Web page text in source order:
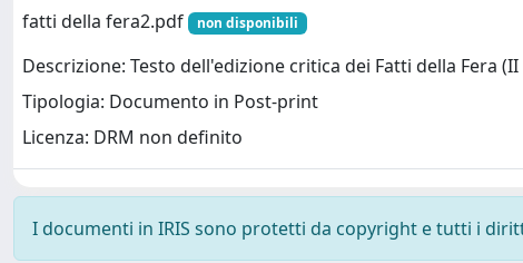
fatti della fera2.pdf non disponibili
Descrizione: Testo dell'edizione critica dei Fatti della Fera
Tipologia: Documento in Post-print
Licenza: DRM non definito
I documenti in IRIS sono protetti da copyright e tutti i